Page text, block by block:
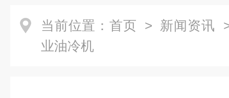
当前位置： 首页 > 新闻资讯
业油冷机